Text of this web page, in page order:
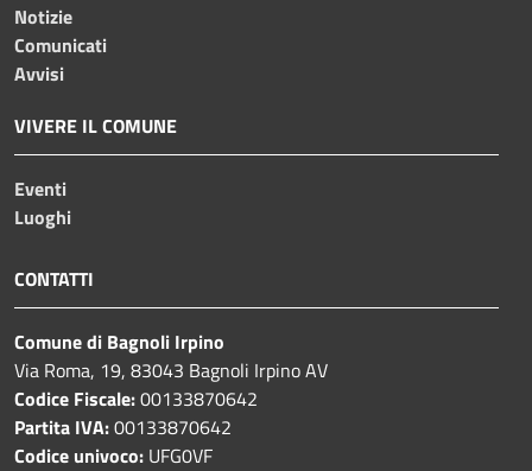
Notizie
Comunicati
Avvisi
VIVERE IL COMUNE
Eventi
Luoghi
CONTATTI
Comune di Bagnoli Irpino
Via Roma, 19, 83043 Bagnoli Irpino AV
Codice Fiscale:00133870642
Partita IVA:00133870642
Codice univoco: UFG0VF